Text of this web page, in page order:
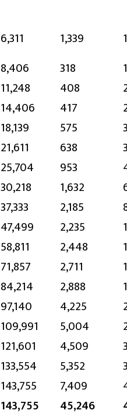
6,311 1,339
8,406 318
11,248 408
14,406 417
18,139 575
21,611 638
25,704 953
30,218 1,632
37,333 2,185
47,499 2,235
58,811 2,448
71,857 2,711
84,214 2,888
97,140 4,225
109,991 5,004
121,601 4,509
133,554 5,352
143,755 7,409
143,755 45,246